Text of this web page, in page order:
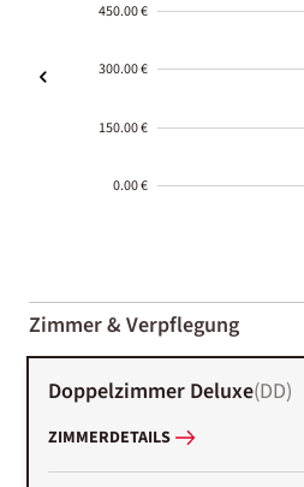
450.00 €
300.00 €
150.00 €
0.00 €
01-02
Zimmer & Verpflegung
Doppelzimmer Deluxe(DD)
ZIMMERDETAILS